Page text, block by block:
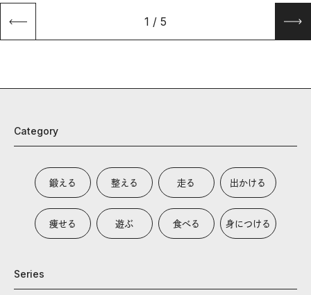
1 / 5
Category
鍛える 整える 走る 出かける
痩せる 遊ぶ 食べる 身につける
Series